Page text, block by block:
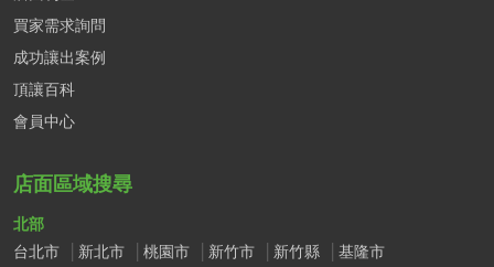
買家需求詢問
成功讓出案例
頂讓百科
會員中心
店面區域搜尋
北部
台北市
新北市 桃園市 新竹市 新竹縣
基隆市